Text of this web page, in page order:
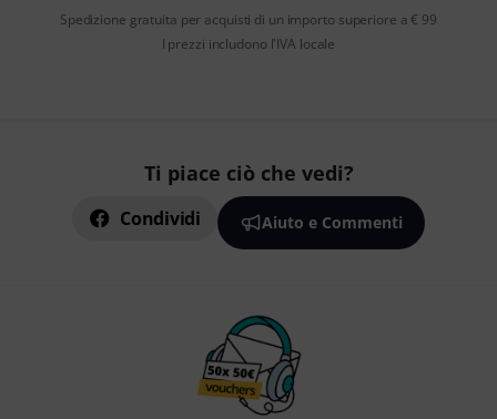
Spedizione gratuita per acquisti di un importo superiore a € 99
I prezzi includono l'IVA locale
Ti piace ciò che vedi?
Condividi Aiuto e Commenti